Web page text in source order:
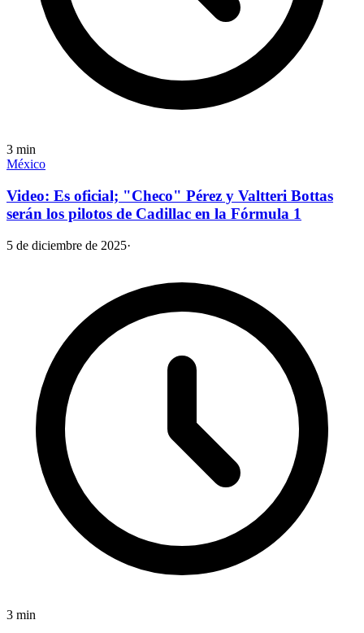
3 min
México
Video: Es oficial; "Checo" Pérez y Valtteri Bottas
serán los pilotos de Cadillac en la Fórmula 1
5 de diciembre de 2025·
3 min